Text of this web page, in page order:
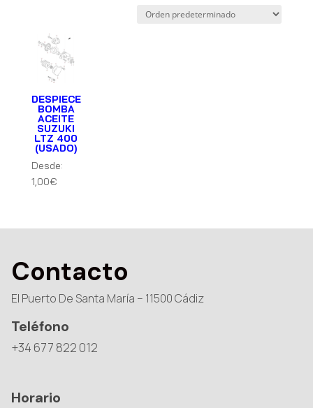
DESPIECE
BOMBA
ACEITE
SUZUKI
LTZ 400
(USADO)
Desde:
1,00€
Contacto
El Puerto De Santa María – 11500 Cádiz
Teléfono
+34 677 822 012
Horario